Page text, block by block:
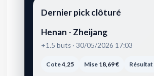
Dernier pick clôturé
Henan - Zheijang
+1.5 buts · 30/05/2026 17:03
Cote4,25 Mise 18,69 € Résultat